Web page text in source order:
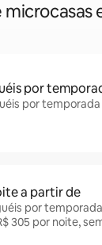
por
por
a partir de
por
305 por noite,